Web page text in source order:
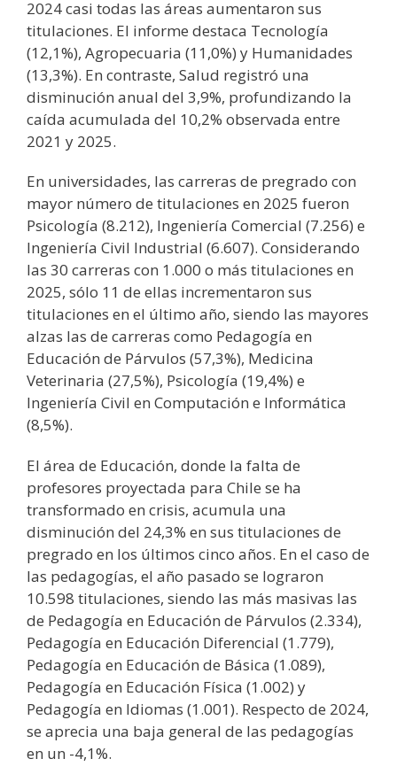
2024 casi todas las áreas aumentaron sus
titulaciones. El informe destaca Tecnología
(12,1%), Agropecuaria (11,0%) y Humanidades
(13,3%). En contraste, Salud registró una
disminución anual del 3,9%, profundizando la
caída acumulada del 10,2% observada entre
2021 y 2025.
En universidades, las carreras de pregrado con
mayor número de titulaciones en 2025 fueron
Psicología (8.212), Ingeniería Comercial (7.256) e
Ingeniería Civil Industrial (6.607). Considerando
las 30 carreras con 1.000 o más titulaciones en
2025, sólo 11 de ellas incrementaron sus
titulaciones en el último año, siendo las mayores
alzas las de carreras como Pedagogía en
Educación de Párvulos (57,3%), Medicina
Veterinaria (27,5%), Psicología (19,4%) e
Ingeniería Civil en Computación e Informática
(8,5%).
El área de Educación, donde la falta de
profesores proyectada para Chile se ha
transformado en crisis, acumula una
disminución del 24,3% en sus titulaciones de
pregrado en los últimos cinco años. En el caso de
las pedagogías, el año pasado se lograron
10.598 titulaciones, siendo las más masivas las
de Pedagogía en Educación de Párvulos (2.334),
Pedagogía en Educación Diferencial (1.779),
Pedagogía en Educación de Básica (1.089),
Pedagogía en Educación Física (1.002) y
Pedagogía en Idiomas (1.001). Respecto de 2024,
se aprecia una baja general de las pedagogías
en un -4,1%.